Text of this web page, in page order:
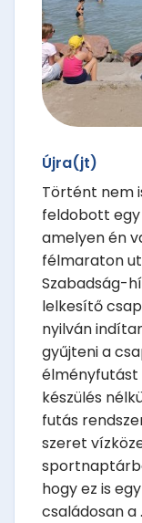
Újra(jt)
Történt nem
feldobott
amelyen én
félmaraton
Szabadság-
lelkesítő
nyilván
gyűjteni a
élményfutást
készülés
futás
szeret
hogy ez is
családosan a